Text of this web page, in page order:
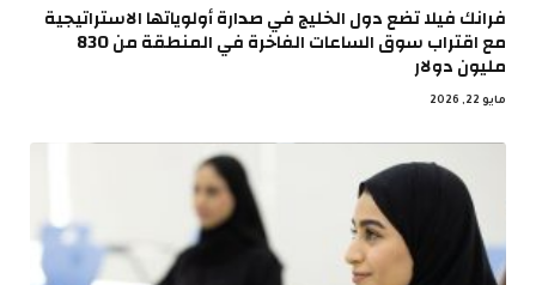
فرانك فيلا تضع دول الخليج في صدارة أولوياتها الاستراتيجية
مع اقتراب سوق الساعات الفاخرة في المنطقة من 830
مليون دولار
مايو 22, 2026